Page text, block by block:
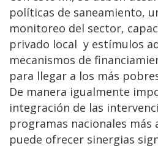
políticas de saneamiento,
monitoreo del sector,
privado local y estímulos
mecanismos de
para llegar a los más
De manera igualmente
integración de las
programas nacionales
puede ofrecer sinergias